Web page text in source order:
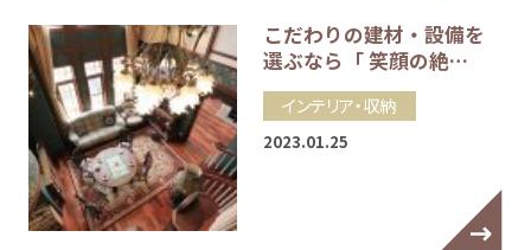
こだわりの建材・設備を
選ぶなら「 笑顔の絶…
インテリア・収納
2023.01.25